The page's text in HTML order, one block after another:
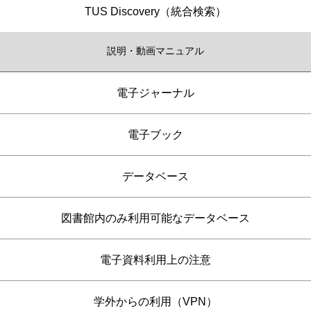
TUS Discovery（統合検索）
説明・動画マニュアル
電子ジャーナル
電子ブック
データベース
図書館内のみ利用可能なデータベース
電子資料利用上の注意
学外からの利用（VPN）